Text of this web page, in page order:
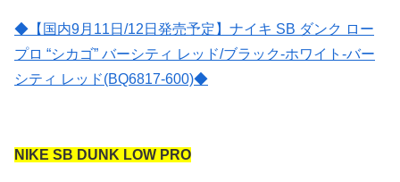
◆【国内9月11日/12日発売予定】ナイキ SB ダンク ロー
プロ “シカゴ” バーシティ レッド/ブラック-ホワイト-バー
シティ レッド(BQ6817-600)◆
NIKE SB DUNK LOW PRO